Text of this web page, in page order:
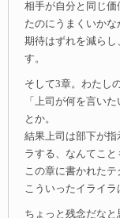
相手が自分と同じ
たのにうまくいかな
期待はずれを減ら
す。
そして3章。わたし
「上司が何を言い
とか。
結果上司は部下が
ラする、なんてこと
この章に書かれた
こういったイライラ
ちょっと残念だなと